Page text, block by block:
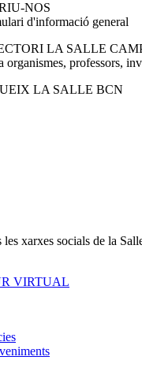
NOS
d'informació general
LA SALLE
organismes, professors,
LA SALLE BCN
les xarxes socials de la
VIRTUAL